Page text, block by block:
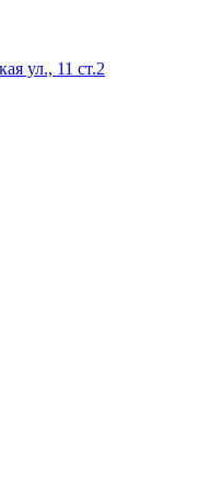
ул., 11 ст.2